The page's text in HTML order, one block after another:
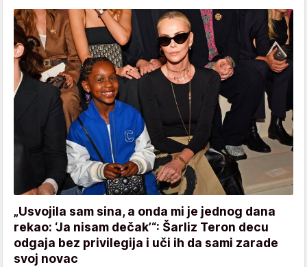
„Usvojila sam sina, a onda mi je jednog dana
rekao: ‘Ja nisam dečak’“: Šarliz Teron decu
odgaja bez privilegija i uči ih da sami zarade
svoj novac